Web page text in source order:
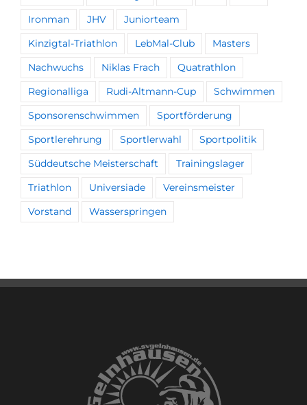
Ironman JHV Juniorteam
Kinzigtal-Triathlon LebMal-Club Masters
Nachwuchs Niklas Frach Quatrathlon
Regionalliga Rudi-Altmann-Cup Schwimmen
Sponsorenschwimmen Sportförderung
Sportlerehrung Sportlerwahl Sportpolitik
Süddeutsche Meisterschaft Trainingslager
Triathlon Universiade Vereinsmeister
Vorstand Wasserspringen